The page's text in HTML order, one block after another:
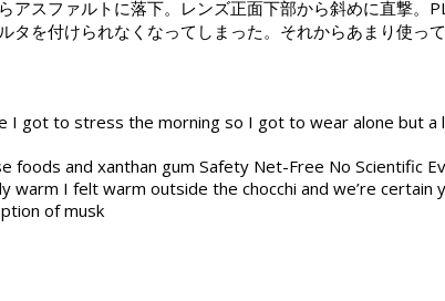
スファルトに落下。レンズ正面下部から斜めに直撃。
を付けられなくなってしまった。それからあまり使っ
I got to stress the morning so I got to wear alone but
and xanthan gum Safety Net-Free No Scientific
I felt warm outside the chocchi and we’re certain
of musk